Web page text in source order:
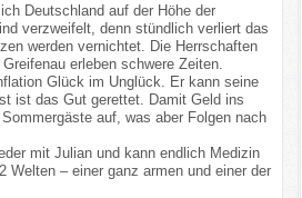
Deutschland auf der Höhe der
verzweifelt, denn stündlich verliert das
werden vernichtet. Die Herrschaften
erleben schwere Zeiten.
Glück im Unglück. Er kann seine
ist das Gut gerettet. Damit Geld ins
auf, was aber Folgen nach
mit Julian und kann endlich Medizin
Welten – einer ganz armen und einer der